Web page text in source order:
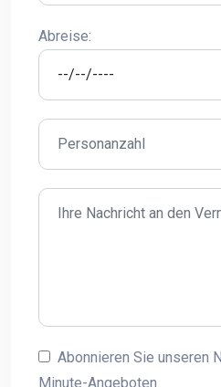
Abreise:
Abonnieren Sie unseren
Minute-Angeboten